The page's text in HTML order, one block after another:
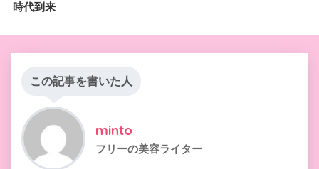
時代到来
この記事を書いた人
minto
フリーの美容ライター